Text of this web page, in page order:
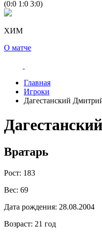
(0:0 1:0 3:0)
ХИМ
О матче
Главная
Игроки
Дагестанский
Вратарь
Рост: 183
Вес: 69
Дата рождения: 28.08.2004
Возраст: 21 год